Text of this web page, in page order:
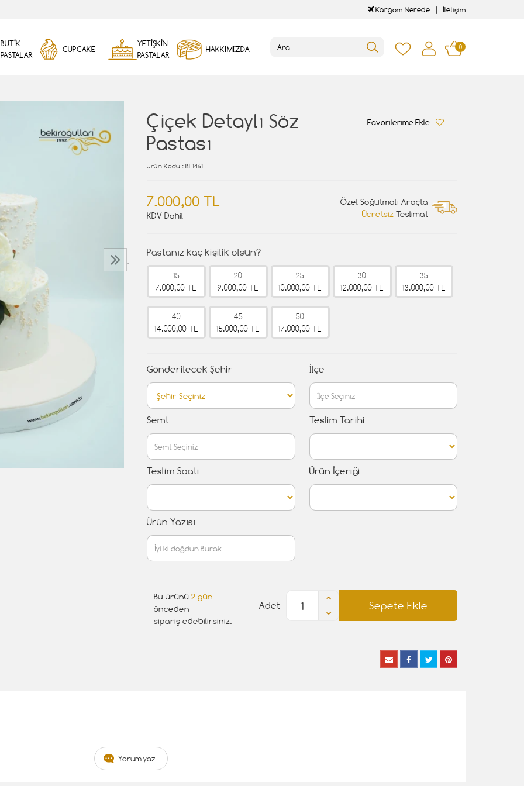
Kargom Nerede İletişim
BUTİK
PASTALAR
CUPCAKE
YETİŞKİN
PASTALAR
HAKKIMIZDA 0
›
Çiçek Detaylı Söz
Pastası
Favorilerime Ekle
Ürün Kodu : BE1461
7.000,00 TL
KDV Dahil
Özel Soğutmalı Araçta
Ücretsiz Teslimat
Pastanız kaç kişilik olsun?
15
7.000,00 TL
20
9.000,00 TL
25
10.000,00 TL
30
12.000,00 TL
35
13.000,00 TL
40
14.000,00 TL
45
15.000,00 TL
50
17.000,00 TL
Gönderilecek Şehir İlçe
Semt Teslim Tarihi
Teslim Saati Ürün İçeriği
Ürün Yazısı
Bu ürünü 2 gün
önceden
sipariş edebilirsiniz.
Sepete Ekle
Adet
Yorum yaz